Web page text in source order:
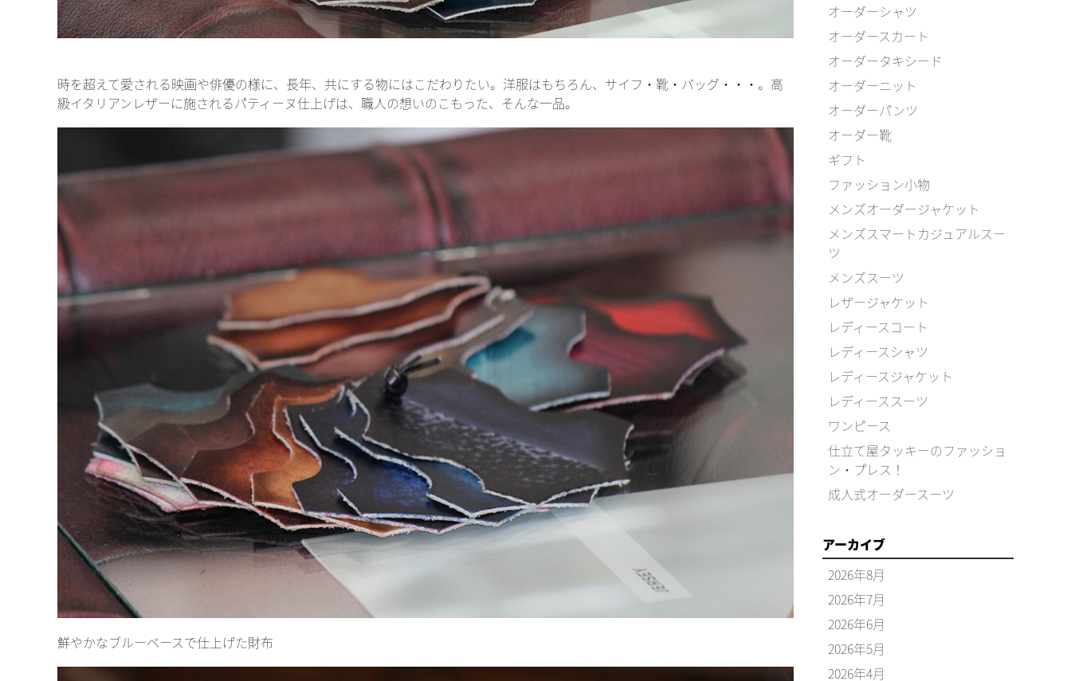
時を超えて愛される映画や俳優の様に、長年、共にする物にはこだわりたい。洋服はもちろん、サイフ・靴・バッグ・・・。高
級イタリアンレザーに施されるパティーヌ仕上げは、職人の想いのこもった、そんな一品。
鮮やかなブルーベースで仕上げた財布
オーダーシャツ
オーダースカート
オーダータキシード
オーダーニット
オーダーパンツ
オーダー靴
ギフト
ファッション小物
メンズオーダージャケット
メンズスマートカジュアルスー
ツ
メンズスーツ
レザージャケット
レディースコート
レディースシャツ
レディースジャケット
レディーススーツ
ワンピース
仕立て屋タッキーのファッショ
ン・プレス！
成人式オーダースーツ
アーカイブ
2026年8月
2026年7月
2026年6月
2026年5月
2026年4月